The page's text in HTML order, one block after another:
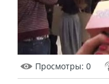
Просмотры: 0